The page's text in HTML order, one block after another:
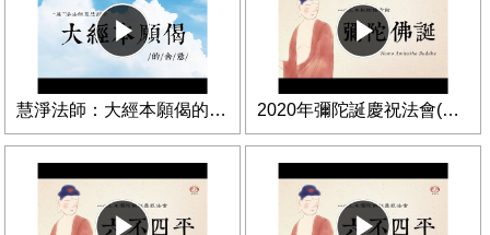
慧淨法師：大經本願偈的含意 2020年彌陀誕慶祝法會(影片版)